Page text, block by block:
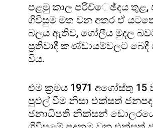
පළමු කාල පරිච්ෙඡ්දය තුළ,
ගිවිසුම මත වන අතර ඒ
බලය ඇතිව, ගෝලීය මුදල
ප්‍රතිවාදී කණ්ඩායම්වලට
විය.
එම ක්‍රමය 1971 අගෝස්තු
පුළුල් වීම නිසා එක්සත්
ජනාධිපති නික්සන් ඩොලරයේ